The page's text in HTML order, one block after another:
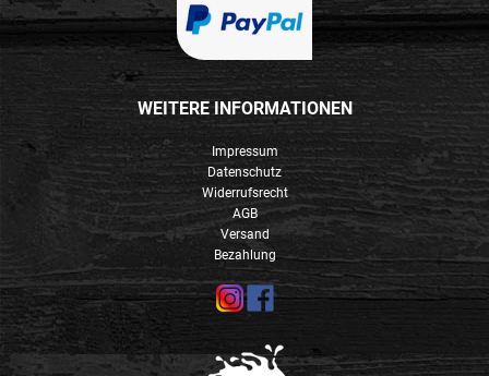
WEITERE INFORMATIONEN
Impressum
Datenschutz
Widerrufsrecht
AGB
Versand
Bezahlung